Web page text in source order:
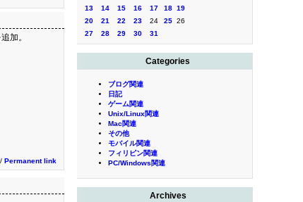
13
14 15 16 17 18 19
20
21 22 23 24 25 26
27
28 29 30 31
Categories
ブログ関連
日記
ゲーム関連
Unix/Linux関連
Mac関連
その他
モバイル関連
フィリピン関連
PC/Windows関連
Archives
加。
Permanent link